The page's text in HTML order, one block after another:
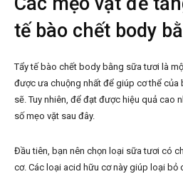
tế bào chết body
Tẩy tế bào chết body bằng sữa tươi là
được ưa chuộng nhất để giúp cơ thể của
sẽ. Tuy nhiên, để đạt được hiệu quả cao
số mẹo vặt sau đây.
Đầu tiên, bạn nên chọn loại sữa tươi có
cơ. Các loại acid hữu cơ này giúp loại bỏ